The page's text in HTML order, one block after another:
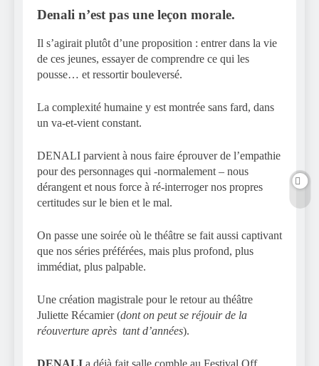
Denali n’est pas une leçon morale.
Il s’agirait plutôt d’une proposition : entrer dans la vie
de ces jeunes, essayer de comprendre ce qui les
pousse… et ressortir bouleversé.
La complexité humaine y est montrée sans fard, dans
un va-et-vient constant.
DENALI parvient à nous faire éprouver de l’empathie
pour des personnages qui -normalement – nous
dérangent et nous force à ré-interroger nos propres
certitudes sur le bien et le mal.
On passe une soirée où le théâtre se fait aussi captivant
que nos séries préférées, mais plus profond, plus
immédiat, plus palpable.
Une création magistrale pour le retour au théâtre
Juliette Récamier (dont on peut se réjouir de la
réouverture après tant d’années).